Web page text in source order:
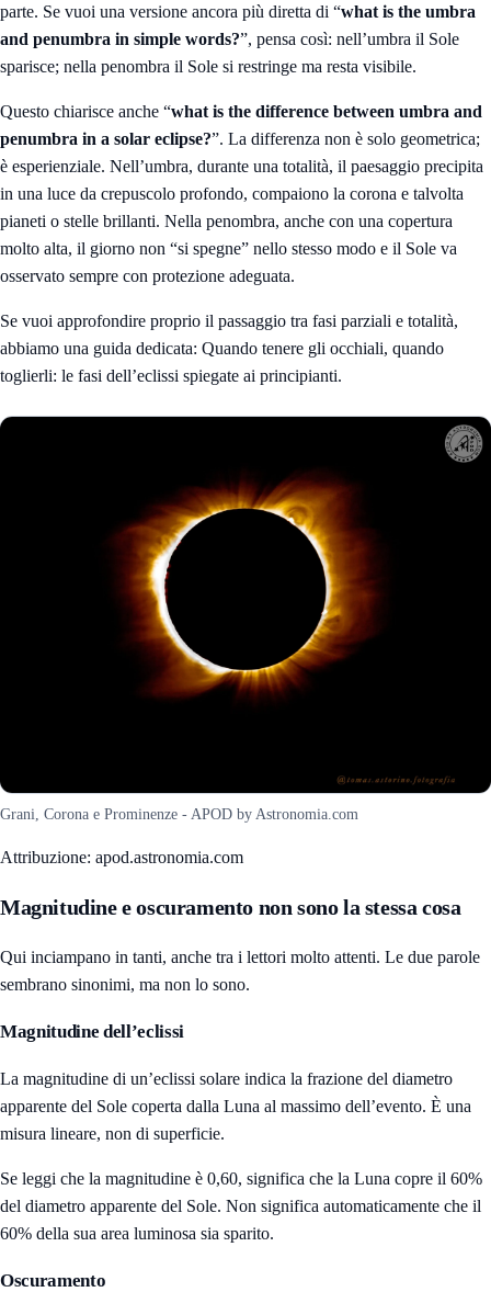
parte. Se vuoi una versione ancora più diretta di “what is the umbra
and penumbra in simple words?”, pensa così: nell’umbra il Sole
sparisce; nella penombra il Sole si restringe ma resta visibile.
Questo chiarisce anche “what is the difference between umbra and
penumbra in a solar eclipse?”. La differenza non è solo geometrica;
è esperienziale. Nell’umbra, durante una totalità, il paesaggio precipita
in una luce da crepuscolo profondo, compaiono la corona e talvolta
pianeti o stelle brillanti. Nella penombra, anche con una copertura
molto alta, il giorno non “si spegne” nello stesso modo e il Sole va
osservato sempre con protezione adeguata.
Se vuoi approfondire proprio il passaggio tra fasi parziali e totalità,
abbiamo una guida dedicata: Quando tenere gli occhiali, quando
toglierli: le fasi dell’eclissi spiegate ai principianti.
Grani, Corona e Prominenze - APOD by Astronomia.com
Attribuzione: apod.astronomia.com
Magnitudine e oscuramento non sono la stessa cosa
Qui inciampano in tanti, anche tra i lettori molto attenti. Le due parole
sembrano sinonimi, ma non lo sono.
Magnitudine dell’eclissi
La magnitudine di un’eclissi solare indica la frazione del diametro
apparente del Sole coperta dalla Luna al massimo dell’evento. È una
misura lineare, non di superficie.
Se leggi che la magnitudine è 0,60, significa che la Luna copre il 60%
del diametro apparente del Sole. Non significa automaticamente che il
60% della sua area luminosa sia sparito.
Oscuramento